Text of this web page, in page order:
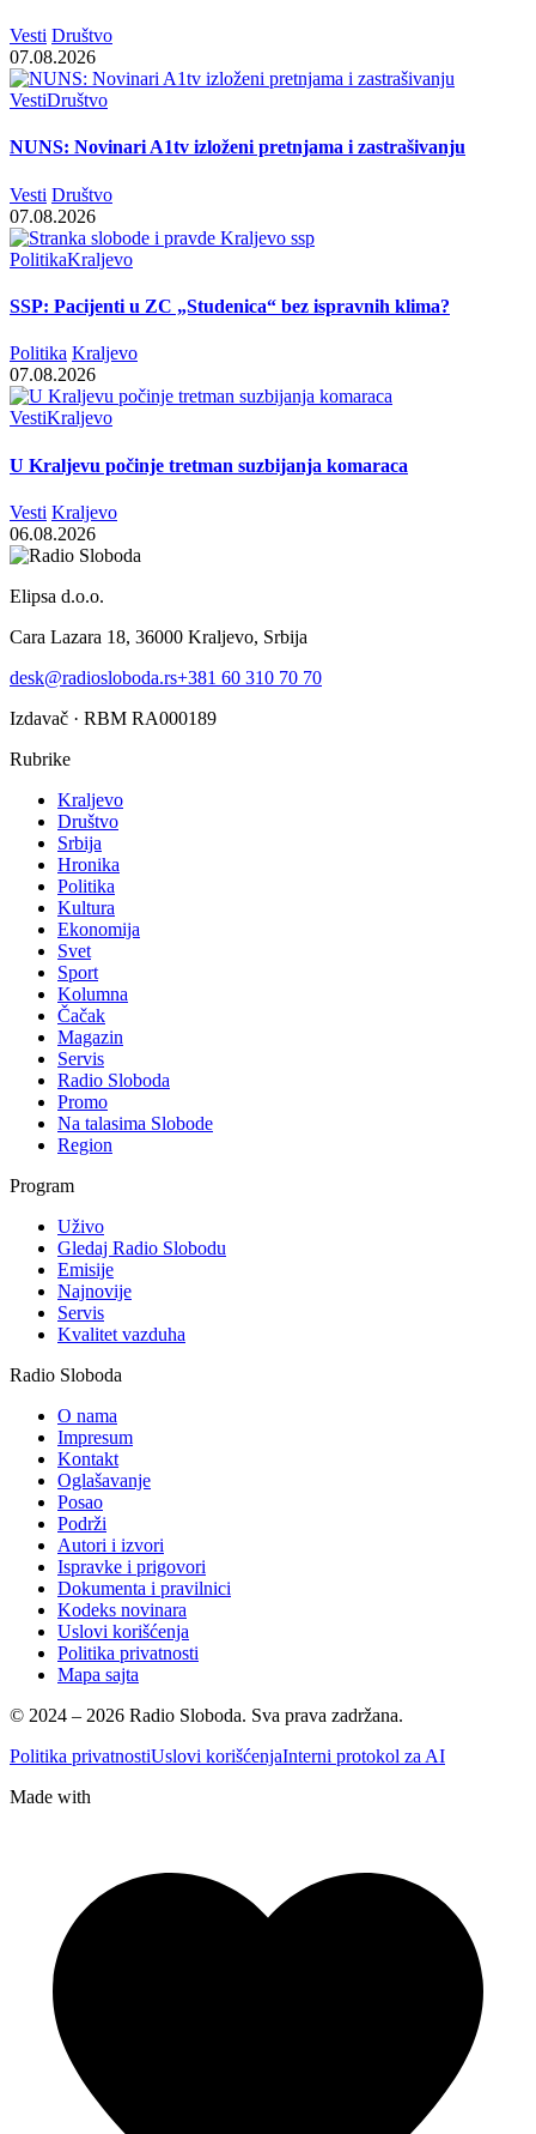
Vesti Društvo
07.08.2026
VestiDruštvo
NUNS: Novinari A1tv izloženi pretnjama i zastrašivanju
Vesti Društvo
07.08.2026
PolitikaKraljevo
SSP: Pacijenti u ZC „Studenica“ bez ispravnih klima?
Politika Kraljevo
07.08.2026
VestiKraljevo
U Kraljevu počinje tretman suzbijanja komaraca
Vesti Kraljevo
06.08.2026
Elipsa d.o.o.
Cara Lazara 18, 36000 Kraljevo, Srbija
desk@radiosloboda.rs+381 60 310 70 70
Izdavač · RBM RA000189
Rubrike
Kraljevo
Društvo
Srbija
Hronika
Politika
Kultura
Ekonomija
Svet
Sport
Kolumna
Čačak
Magazin
Servis
Radio Sloboda
Promo
Na talasima Slobode
Region
Program
Uživo
Gledaj Radio Slobodu
Emisije
Najnovije
Servis
Kvalitet vazduha
Radio Sloboda
O nama
Impresum
Kontakt
Oglašavanje
Posao
Podrži
Autori i izvori
Ispravke i prigovori
Dokumenta i pravilnici
Kodeks novinara
Uslovi korišćenja
Politika privatnosti
Mapa sajta
© 2024 – 2026 Radio Sloboda. Sva prava zadržana.
Politika privatnostiUslovi korišćenjaInterni protokol za AI
Made with